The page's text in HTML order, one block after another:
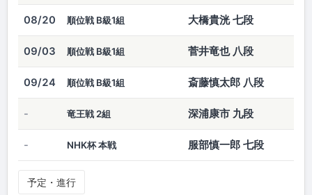
08/20 順位戦 B級1組 大橋貴洸 七段
09/03 順位戦 B級1組 菅井竜也 八段
09/24 順位戦 B級1組 斎藤慎太郎 八段
- 竜王戦 2組 深浦康市 九段
- NHK杯 本戦 服部慎一郎 七段
予定・進行